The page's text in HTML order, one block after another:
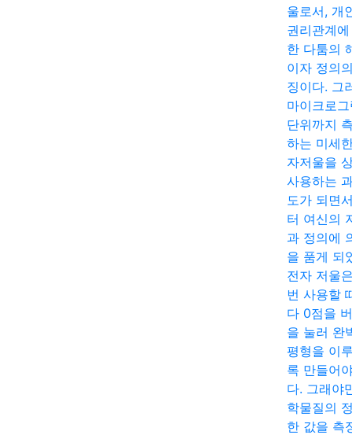
울로서, 개
권리관계
한 다툼의
이자 정의
징이다. 그
마이크로
단위까지
하는 미세
자저울을
사용하는
도가 되면
터 여신의
과 정의에
을 품게 되
전자 저울
번 사용할
다 0점을
을 눌러 완
평형을 이
록 만들어
다. 그래야
학물질의
한 값을 측